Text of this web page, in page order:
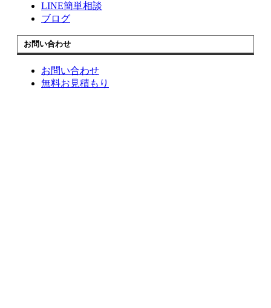
LINE簡単相談
ブログ
お問い合わせ
お問い合わせ
無料お見積もり